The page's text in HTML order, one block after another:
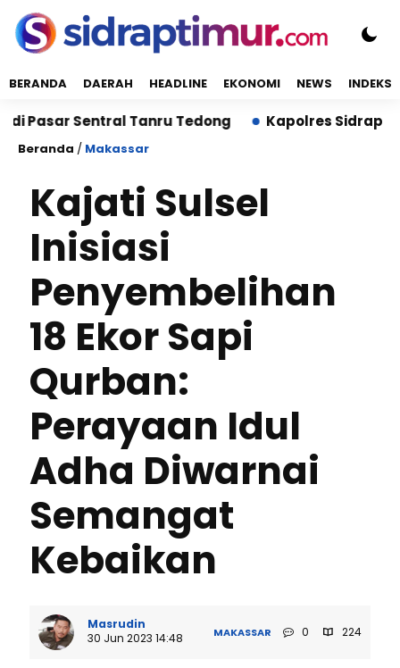
BERANDA DAERAH HEADLINE EKONOMI NEWS INDEKS
Tanru Tedong Kapolres Sidrap Sambangi
Beranda / Makassar
Kajati Sulsel
Inisiasi
Penyembelihan
18 Ekor Sapi
Qurban:
Perayaan Idul
Adha Diwarnai
Semangat
Kebaikan
Masrudin
30 Jun 2023 14:48
MAKASSAR 0 224